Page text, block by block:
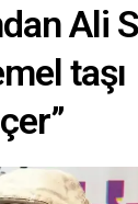
Ali
taşı